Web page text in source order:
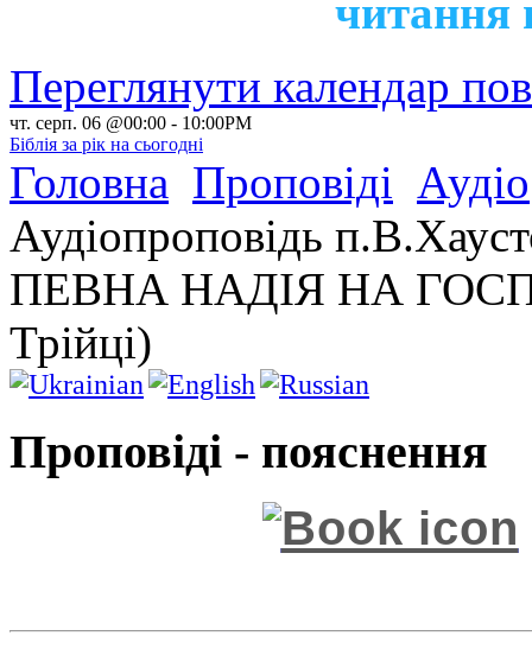
читання
Переглянути календар
чт. серп. 06 @00:00 - 10:00PM
Біблія за рік на сьогодні
Головна Проповіді Аудіо
Аудіопроповідь
ПЕВНА НАДІЯ НА
Трійці)
Проповіді - пояснення